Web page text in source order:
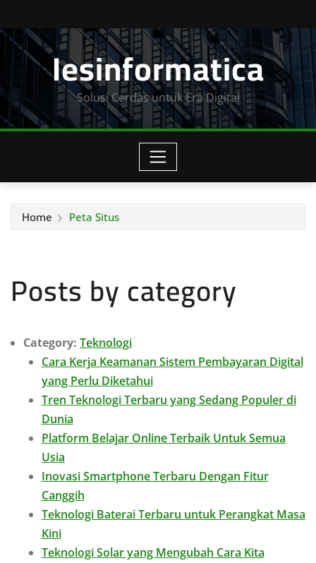
to
content
Iesinformatica
Solusi Cerdas untuk Era Digital
Home Peta Situs
Posts by category
Category: Teknologi
Cara Kerja Keamanan Sistem Pembayaran Digital
yang Perlu Diketahui
Tren Teknologi Terbaru yang Sedang Populer di
Dunia
Platform Belajar Online Terbaik Untuk Semua
Usia
Inovasi Smartphone Terbaru Dengan Fitur
Canggih
Teknologi Baterai Terbaru untuk Perangkat Masa
Kini
Teknologi Solar yang Mengubah Cara Kita